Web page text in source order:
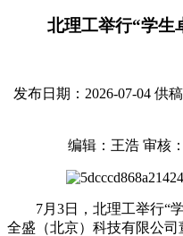
北理工举行“学生
发布日期：2026-07-04 供
编辑：王浩 审核
7月3日，北理工举行“
全盛（北京）科技有限公